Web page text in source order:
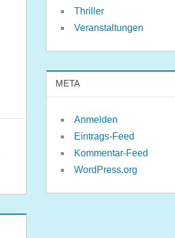
Thriller
Veranstaltungen
META
Anmelden
Eintrags-Feed
Kommentar-Feed
WordPress.org